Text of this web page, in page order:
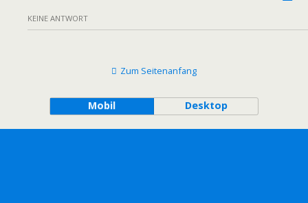
KEINE ANTWORT
Zum Seitenanfang
Mobil Desktop